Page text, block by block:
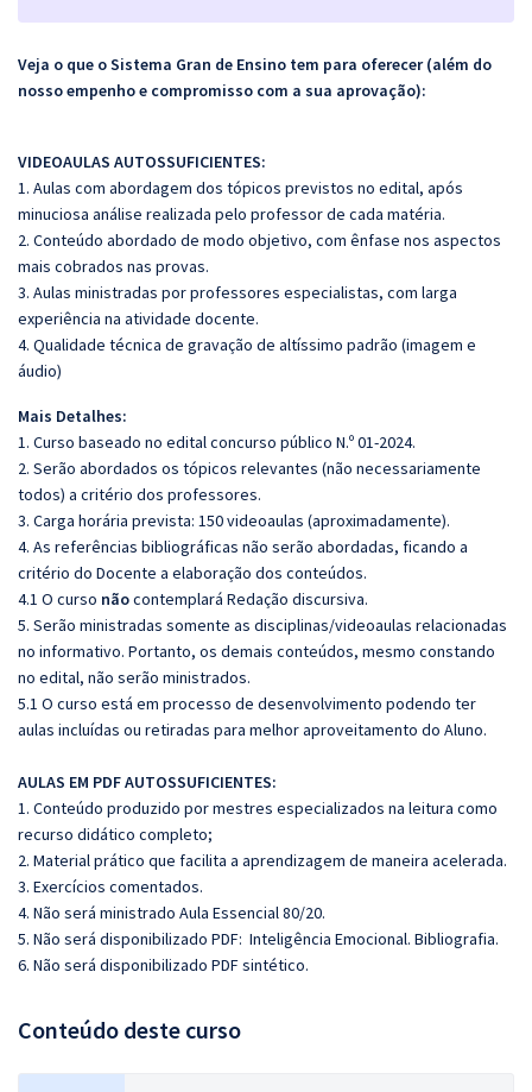
Veja o que o Sistema Gran de Ensino tem para oferecer (além do
nosso empenho e compromisso com a sua aprovação):
VIDEOAULAS AUTOSSUFICIENTES:
1. Aulas com abordagem dos tópicos previstos no edital, após
minuciosa análise realizada pelo professor de cada matéria.
2. Conteúdo abordado de modo objetivo, com ênfase nos aspectos
mais cobrados nas provas.
3. Aulas ministradas por professores especialistas, com larga
experiência na atividade docente.
4. Qualidade técnica de gravação de altíssimo padrão (imagem e
áudio)
Mais Detalhes:
1. Curso baseado no edital concurso público N.º 01-2024.
2. Serão abordados os tópicos relevantes (não necessariamente
todos) a critério dos professores.
3. Carga horária prevista: 150 videoaulas (aproximadamente).
4. As referências bibliográficas não serão abordadas, ficando a
critério do Docente a elaboração dos conteúdos.
4.1 O curso nãocontemplará Redação discursiva.
5. Serão ministradas somente as disciplinas/videoaulas relacionadas
no informativo. Portanto, os demais conteúdos, mesmo constando
no edital, não serão ministrados.
5.1 O curso está em processo de desenvolvimento podendo ter
aulas incluídas ou retiradas para melhor aproveitamento do Aluno.
AULAS EM PDF AUTOSSUFICIENTES:
1. Conteúdo produzido por mestres especializados na leitura como
recurso didático completo;
2. Material prático que facilita a aprendizagem de maneira acelerada.
3. Exercícios comentados.
4. Não será ministrado Aula Essencial 80/20.
5. Não será disponibilizado PDF: Inteligência Emocional. Bibliografia.
6. Não será disponibilizado PDF sintético.
Conteúdo deste curso